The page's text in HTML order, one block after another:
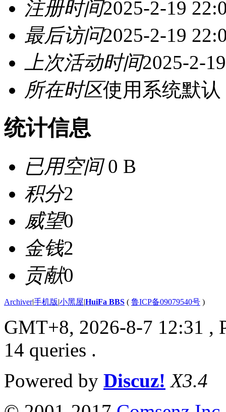
注册时间2025-2-19
最后访问2025-2-19
上次活动时间2025-2-
所在时区使用系统默认
统计信息
已用空间0 B
积分2
威望0
金钱2
贡献0
Archiver|手机版|小黑屋|HuiFa BBS ( 鲁ICP备09079540号 )
GMT+8, 2026-8-7 12:31 ,
14 queries .
Powered by Discuz! X3.4